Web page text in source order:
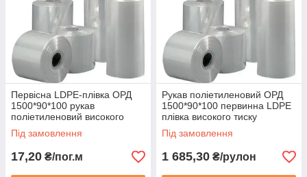
Первісна LDPE-плівка ОРД
1500*90*100 рукав
поліетиленовий високого
тиску прозорий
Під замовлення
17,20 ₴/пог.м
Рукав поліетиленовий ОРД
1500*90*100 первинна LDPE
плівка високого тиску
прозора
Під замовлення
1 685,30 ₴/рулон